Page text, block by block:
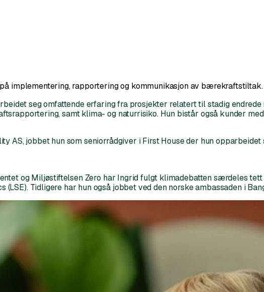
implementering, rapportering og kommunikasjon av bærekraftstiltak.
seg omfattende erfaring fra prosjekter relatert til stadig
samt klima- og naturrisiko.​ Hun bistår også kunder
AS, jobbet hun som seniorrådgiver i First House der hun
og Miljøstiftelsen Zero har Ingrid fulgt klimadebatten særdeles tett
Tidligere har hun også jobbet ved den norske ambassaden i